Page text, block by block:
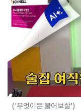
('무엇이든 물어보살')